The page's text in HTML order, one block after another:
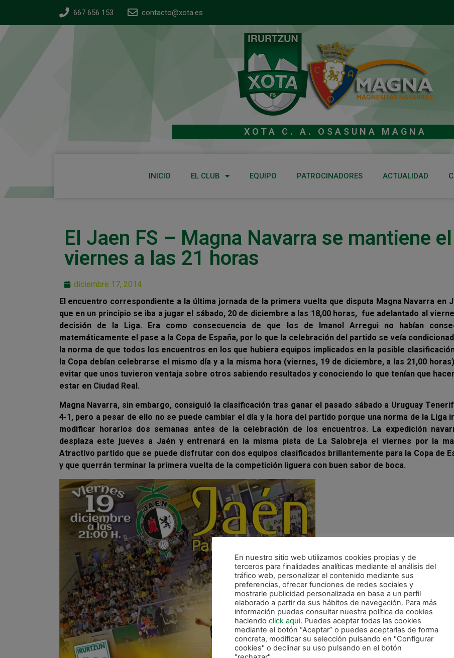
667 656 153 contacto@xota.es
XOTA C. A. OSASUNA MAGNA
INICIO EL CLUB EQUIPO PATROCINADORES ACTUALIDAD
El Jaen FS – Magna Navarra se mantiene el
viernes a las 21 horas
diciembre 17, 2014
El encuentro correspondiente a la última jornada de la primera vuelta que disputa Magna Navarra en
que en un principio se iba a jugar el sábado, 20 de diciembre a las 18,00 horas, fue adelantado al
decisión de la Liga. Era como consecuencia de que los de Imanol Arregui no habían
matemáticamente el pase a la Copa de España, por lo que la celebración del partido se veía
la norma de que todos los encuentros en los que hubiera equipos implicados en la posible
la Copa debían celebrarse el mismo día y a la misma hora (viernes, 19 de diciembre, a las 21,00
evitar que unos tuvieron ventaja sobre otros sabiendo resultados y conociendo lo que tenían que
estar en Ciudad Real.
Magna Navarra, sin embargo, consiguió la clasificación tras ganar el pasado sábado a Uruguay
4-1, pero a pesar de ello no se puede cambiar el día y la hora del partido porque una norma de la Liga
modificar horarios dos semanas antes de la celebración de los encuentros. La expedición
desplaza este jueves a Jaén y entrenará en la misma pista de La Salobreja el viernes por la
Atractivo partido que se puede disfrutar con dos equipos clasificados brillantemente para la Copa de
y que querrán terminar la primera vuelta de la competición liguera con buen sabor de boca.
En nuestro sitio web utilizamos cookies propias y de
terceros para finalidades analíticas mediante el análisis del
tráfico web, personalizar el contenido mediante sus
preferencias, ofrecer funciones de redes sociales y
mostrarle publicidad personalizada en base a un perfil
elaborado a partir de sus hábitos de navegación. Para más
información puedes consultar nuestra política de cookies
haciendo click aqui. Puedes aceptar todas las cookies
mediante el botón “Aceptar” o puedes aceptarlas de forma
concreta, modificar su selección pulsando en "Configurar
cookies" o declinar su uso pulsando en el botón